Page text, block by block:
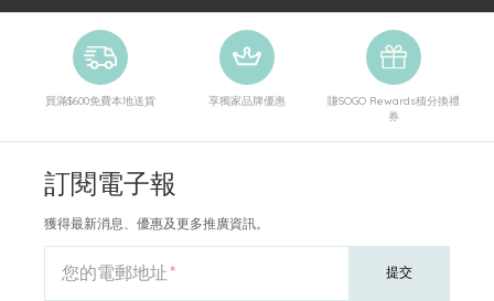
買滿$600免費本地送貨 享獨家品牌優惠
賺SOGO Rewards積分換禮
券
訂閱電子報
獲得最新消息、優惠及更多推廣資訊。
您的電郵地址 提交